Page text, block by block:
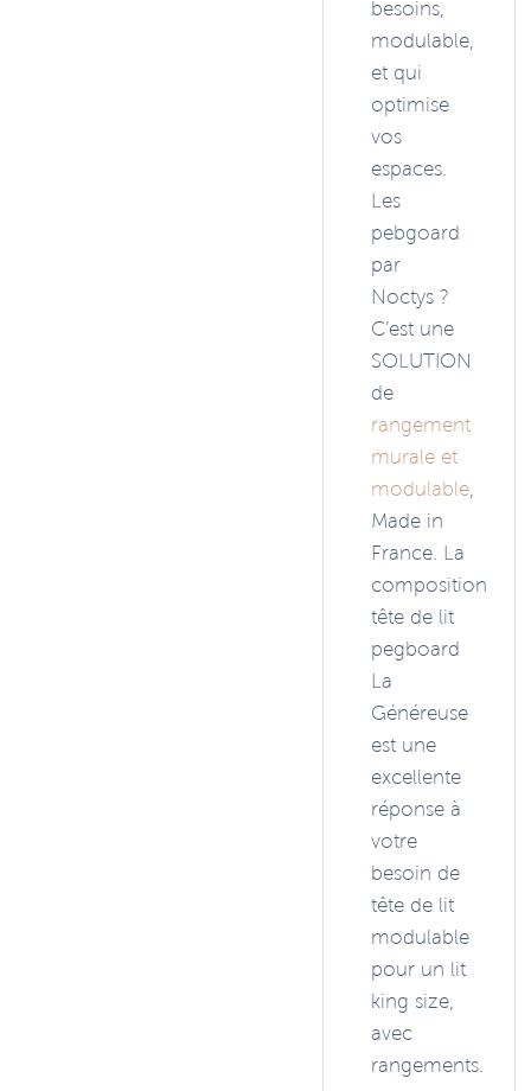
besoins,
modulable,
et qui
optimise
vos
espaces.
Les
pebgoard
par
Noctys ?
C’est une
SOLUTION
de
rangement
murale et
modulable,
Made in
France. La
composition
tête de lit
pegboard
La
Généreuse
est une
excellente
réponse à
votre
besoin de
tête de lit
modulable
pour un lit
king size,
avec
rangements.